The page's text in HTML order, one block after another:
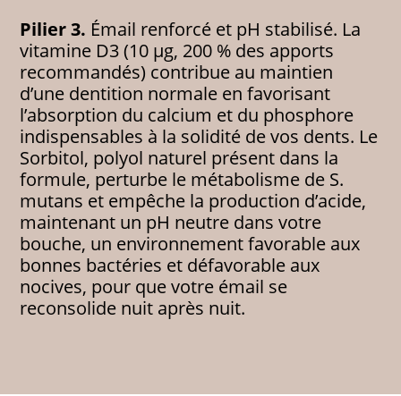
Pilier 3. Émail renforcé et pH stabilisé. La
vitamine D3 (10 µg, 200 % des apports
recommandés) contribue au maintien
d’une dentition normale en favorisant
l’absorption du calcium et du phosphore
indispensables à la solidité de vos dents. Le
Sorbitol, polyol naturel présent dans la
formule, perturbe le métabolisme de S.
mutans et empêche la production d’acide,
maintenant un pH neutre dans votre
bouche, un environnement favorable aux
bonnes bactéries et défavorable aux
nocives, pour que votre émail se
reconsolide nuit après nuit.